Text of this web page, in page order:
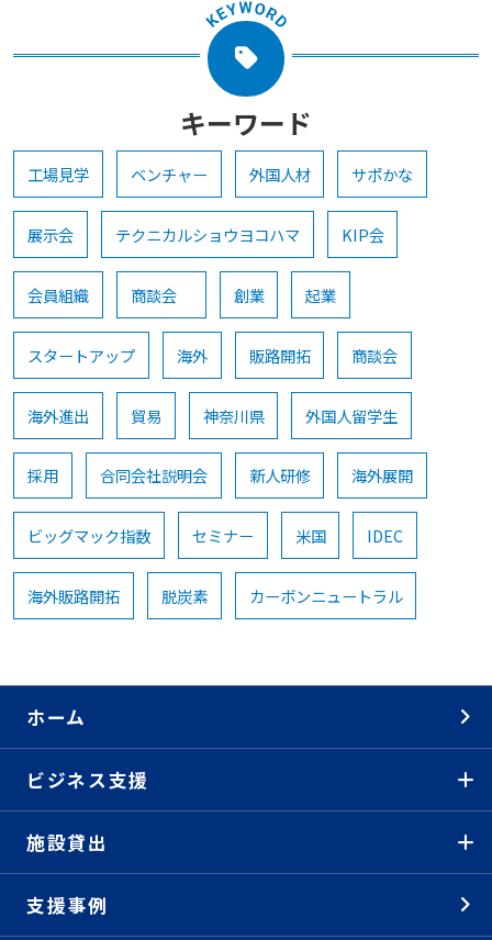
キーワード
工場見学 ベンチャー 外国人材 サポかな
展示会 テクニカルショウヨコハマ KIP会
会員組織 商談会 創業 起業
スタートアップ 海外 販路開拓 商談会
海外進出 貿易 神奈川県 外国人留学生
採用 合同会社説明会 新人研修 海外展開
ビッグマック指数 セミナー 米国 IDEC
海外販路開拓 脱炭素 カーボンニュートラル
ホーム
ビジネス支援
施設貸出
支援事例